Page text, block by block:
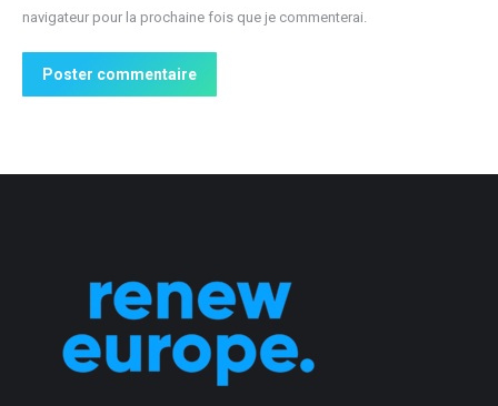
navigateur pour la prochaine fois que je commenterai.
Poster commentaire